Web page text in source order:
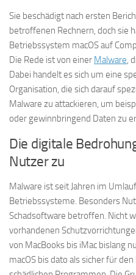
Sie beschädigt nach ersten
betroffenen Rechnern, doch sie
Betriebssystem macOS auf
Die Rede ist von einer Malware,
Dabei handelt es sich um eine
Organisation, die sich darauf
Malware zu attackieren, um
oder gewinnbringend Daten zu
Die digitale
Nutzer zu
Malware ist seit Jahren im
Betriebssysteme. Besonders
Schadsoftware betroffen. Nicht
vorhandenen
von MacBooks bis iMac bislang
macOS bis dato als sicher für